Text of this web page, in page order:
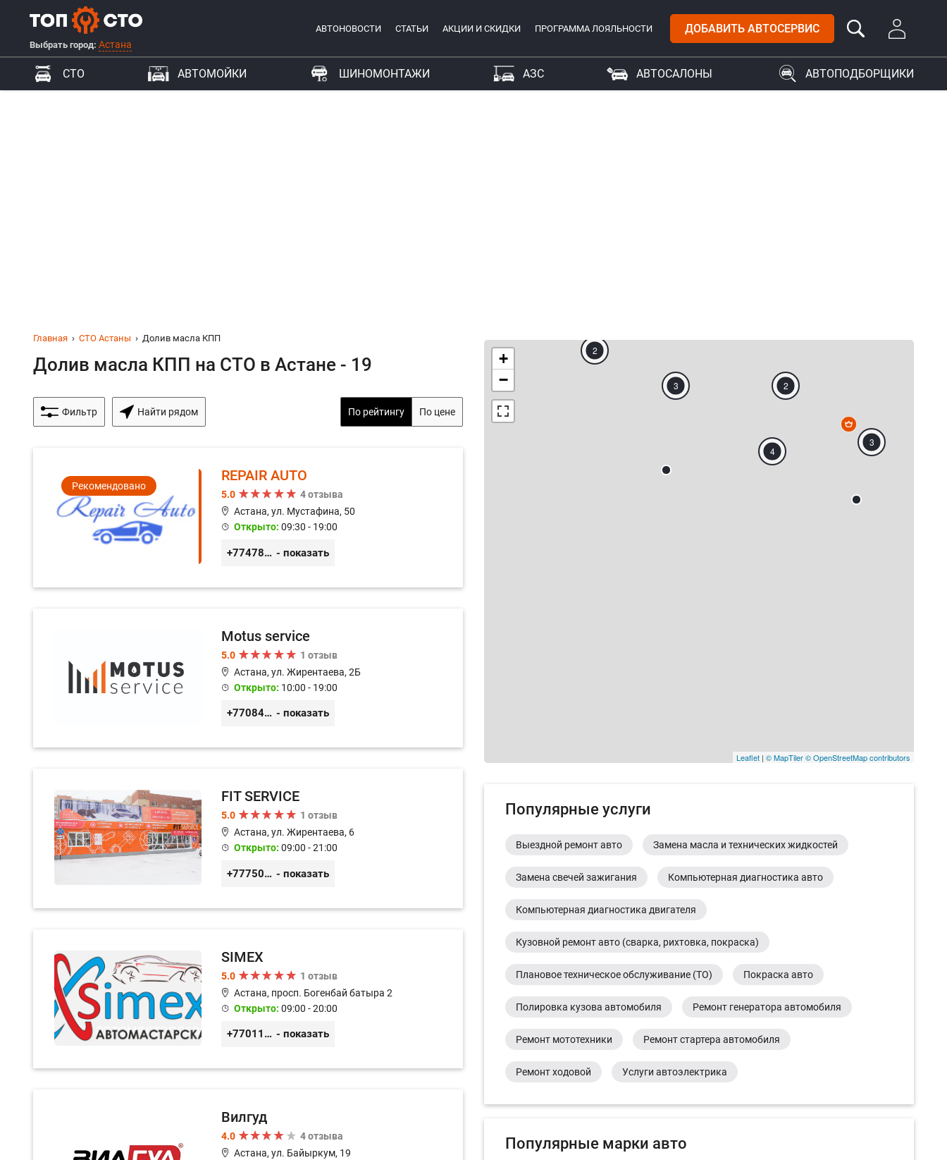
Выбрать город: Астана
АВТОНОВОСТИ СТАТЬИ АКЦИИ И СКИДКИ ПРОГРАММА ЛОЯЛЬНОСТИ ДОБАВИТЬ АВТОСЕРВИС
СТО АВТОМОЙКИ ШИНОМОНТАЖИ АЗС АВТОСАЛОНЫ АВТОПОДБОРЩИКИ
Главная СТО Астаны Долив масла КПП
Долив масла КПП на СТО в Астане - 19
Фильтр Найти рядом По рейтингу По цене
Рекомендовано
REPAIR AUTO
5.0
4 отзыва
Астана, ул. Мустафина, 50
Открыто: 09:30 - 19:00
+77478040784 - показать
Motus service
5.0
1 отзыв
Астана, ул. Жирентаева, 2Б
Открыто: 10:00 - 19:00
+77084253724 - показать
FIT SERVICE
5.0
1 отзыв
Астана, ул. Жирентаева, 6
Открыто: 09:00 - 21:00
+77750070775 - показать
SIMEX
5.0
1 отзыв
Астана, просп. Богенбай батыра 2
Открыто: 09:00 - 20:00
+77011248780 - показать
Вилгуд
4.0
4 отзыва
Астана, ул. Байыркум, 19
2
3 2
3
4
+
−
Leaflet | © MapTiler© OpenStreetMap contributors
Популярные услуги
Выездной ремонт авто Замена масла и технических жидкостей
Замена свечей зажигания Компьютерная диагностика авто
Компьютерная диагностика двигателя
Кузовной ремонт авто (сварка, рихтовка, покраска)
Плановое техническое обслуживание (ТО) Покраска авто
Полировка кузова автомобиля Ремонт генератора автомобиля
Ремонт мототехники Ремонт стартера автомобиля
Ремонт ходовой Услуги автоэлектрика
Популярные марки авто